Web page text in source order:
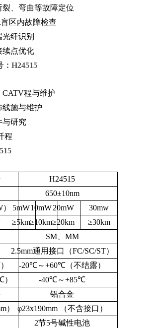
裂、弯曲等故障定位
盲区内故障检查
纤识别
续点优化
：H24515
CATV程与维护
线施与维护
与研究
程
H24515
650±10nm
） 5mW10mW20mW
30mw
≥5km≥10km≥20km ≥30km
SM、 MM
2.5mm通用接口
（FC/SC/ST）
） -20℃～+60℃ （不结露）
） -40℃～+85℃
铝合金
） φ23x190mm（不含接口 ）
2节5号碱性电池